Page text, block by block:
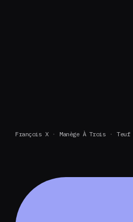
François X Manège À Trois Teuf